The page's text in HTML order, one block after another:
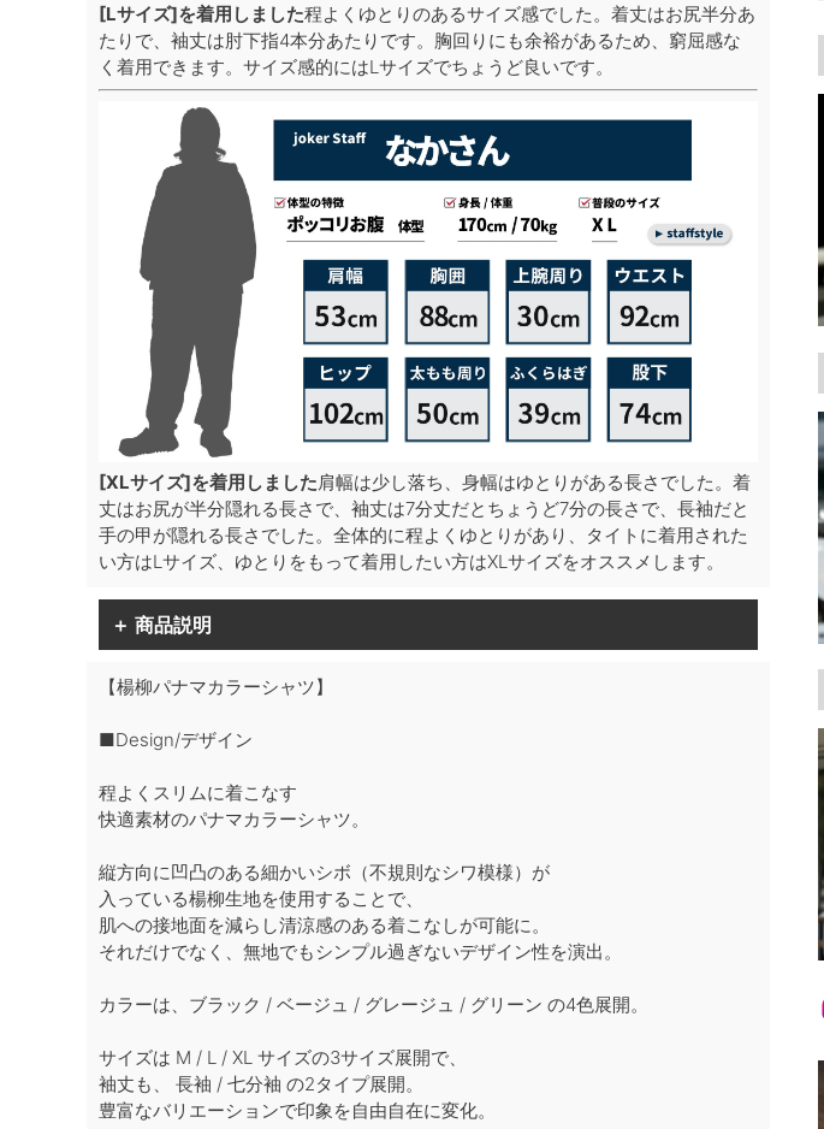
[Lサイズ]を着用しました程よくゆとりのあるサイズ感でした。着丈はお尻半分あ
たりで、袖丈は肘下指4本分あたりです。胸回りにも余裕があるため、窮屈感な
く着用できます。サイズ感的にはLサイズでちょうど良いです。
[XLサイズ]を着用しました肩幅は少し落ち、身幅はゆとりがある長さでした。着
丈はお尻が半分隠れる長さで、袖丈は7分丈だとちょうど7分の長さで、長袖だと
手の甲が隠れる長さでした。全体的に程よくゆとりがあり、タイトに着用された
い方はLサイズ、ゆとりをもって着用したい方はXLサイズをオススメします。
＋ 商品説明
【楊柳パナマカラーシャツ】
■Design/デザイン
程よくスリムに着こなす
快適素材のパナマカラーシャツ。
縦方向に凹凸のある細かいシボ（不規則なシワ模様）が
入っている楊柳生地を使用することで、
肌への接地面を減らし清涼感のある着こなしが可能に。
それだけでなく、無地でもシンプル過ぎないデザイン性を演出。
カラーは、ブラック / ベージュ / グレージュ / グリーン の4色展開。
サイズは M / L / XL サイズの3サイズ展開で、
袖丈も、 長袖 / 七分袖 の2タイプ展開。
豊富なバリエーションで印象を自由自在に変化。